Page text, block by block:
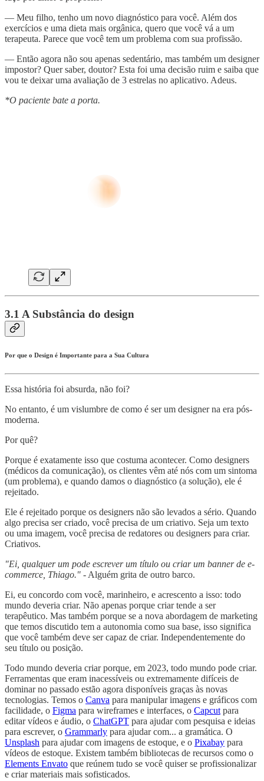
— Meu filho, tenho um novo diagnóstico para você. Além dos
exercícios e uma dieta mais orgânica, quero que você vá a um
terapeuta. Parece que você tem um problema com sua profissão.
— Então agora não sou apenas sedentário, mas também um designer
impostor? Quer saber, doutor? Esta foi uma decisão ruim e saiba que
vou te deixar uma avaliação de 3 estrelas no aplicativo. Adeus.
*O paciente bate a porta.
3.1 A Substância do design
Por que o Design é Importante para a Sua Cultura
Essa história foi absurda, não foi?
No entanto, é um vislumbre de como é ser um designer na era pós-
moderna.
Por quê?
Porque é exatamente isso que costuma acontecer. Como designers
(médicos da comunicação), os clientes vêm até nós com um sintoma
(um problema), e quando damos o diagnóstico (a solução), ele é
rejeitado.
Ele é rejeitado porque os designers não são levados a sério. Quando
algo precisa ser criado, você precisa de um criativo. Seja um texto
ou uma imagem, você precisa de redatores ou designers para criar.
Criativos.
"Ei, qualquer um pode escrever um título ou criar um banner de e-
commerce, Thiago." - Alguém grita de outro barco.
Ei, eu concordo com você, marinheiro, e acrescento a isso: todo
mundo deveria criar. Não apenas porque criar tende a ser
terapêutico. Mas também porque se a nova abordagem de marketing
que temos discutido tem a autonomia como sua base, isso significa
que você também deve ser capaz de criar. Independentemente do
seu título ou posição.
Todo mundo deveria criar porque, em 2023, todo mundo pode criar.
Ferramentas que eram inacessíveis ou extremamente difíceis de
dominar no passado estão agora disponíveis graças às novas
tecnologias. Temos o Canva para manipular imagens e gráficos com
facilidade, o Figma para wireframes e interfaces, o Capcut para
editar vídeos e áudio, o ChatGPT para ajudar com pesquisa e ideias
para escrever, o Grammarly para ajudar com... a gramática. O
Unsplash para ajudar com imagens de estoque, e o Pixabay para
vídeos de estoque. Existem também bibliotecas de recursos como o
Elements Envato que reúnem tudo se você quiser se profissionalizar
e criar materiais mais sofisticados.